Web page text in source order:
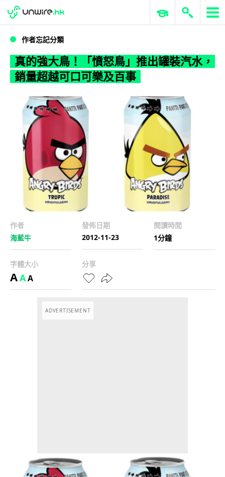
WWDC 2026 ERP 與商業 AI
作者忘記分類
真的強大鳥！「憤怒鳥」推出罐裝汽水，
銷量超越可口可樂及百事
作者
海藍牛
發佈日期
2012-11-23
閱讀時間
1分鐘
字體大小
AAA
分享
ADVERTISEMENT